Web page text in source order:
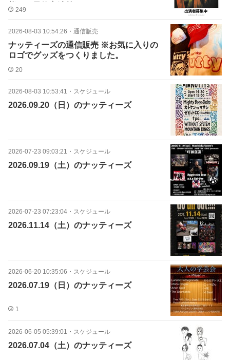
態、ご予約方法等
249
2026-08-03 10:54:26 ・ 通信販売
ナッティーズの通信販売 ※お気に入りの
ロゴでグッズをつくりました。
20
2026-08-03 10:53:41 ・ スケジュール
2026.09.20（日）のナッティーズ
2026-07-23 09:03:21 ・ スケジュール
2026.09.19（土）のナッティーズ
2026-07-23 07:23:04 ・ スケジュール
2026.11.14（土）のナッティーズ
2026-06-20 10:35:06 ・ スケジュール
2026.07.19（日）のナッティーズ
1
2026-06-05 05:39:01 ・ スケジュール
2026.07.04（土）のナッティーズ